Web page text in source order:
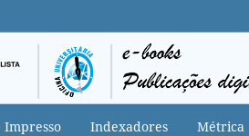
Impresso Indexadores Métrica